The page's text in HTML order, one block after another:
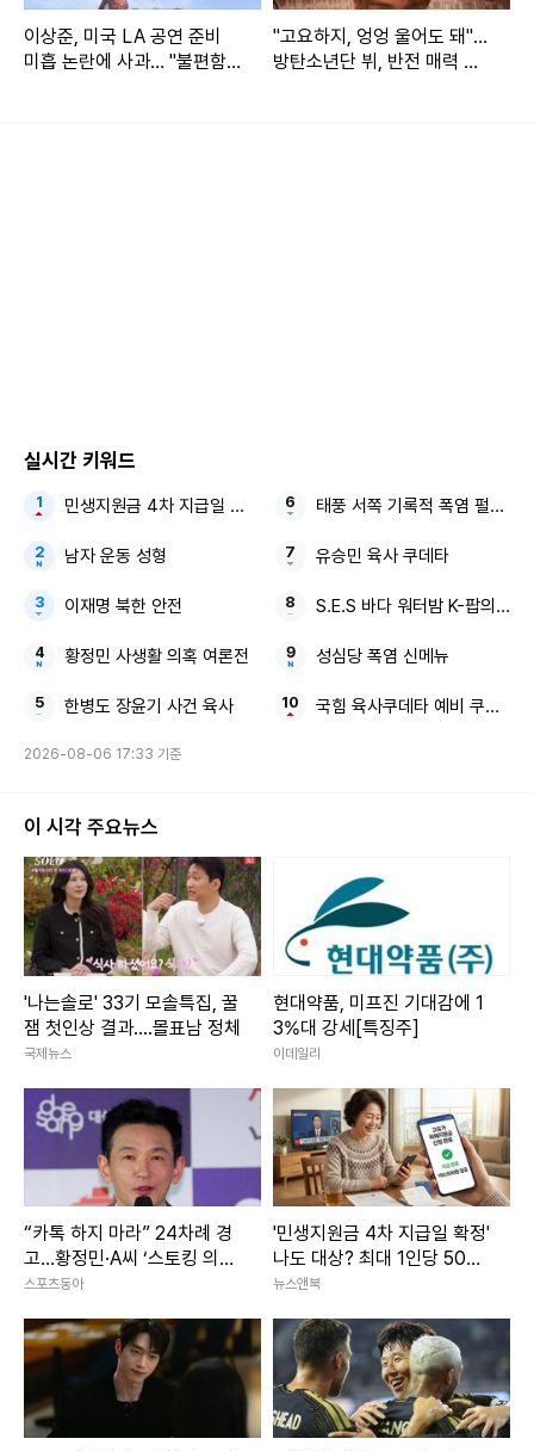
본 콘텐츠는뉴스픽 파트너스에서 공유된 콘텐츠입니다.
이상준, 미국 LA 공연 준비
미흡 논란에 사과… "불편함
"고요하지, 엉엉 울어도 돼"…
방탄소년단 뷔, 반전 매력 근
실시간 키워드
민생지원금 4차 지급일 최대 50만원
남자 운동 성형
이재명 북한 안전
황정민 사생활 의혹 여론전
한병도 장윤기 사건 육사
태풍 서쪽 기록적 폭염 펄펄 끓
유승민 육사 쿠데타
S.E.S 바다 워터밤 K-팝의 어
성심당 폭염 신메뉴
국힘 육사쿠데타 예비 쿠데타
2026-08-06 17:33 기준
이 시각 주요뉴스
'나는솔로' 33기 모솔특집, 꿀
잼 첫인상 결과....몰표남 정체
국제뉴스
현대약품, 미프진 기대감에 1
3%대 강세[특징주]
이데일리
“카톡 하지 마라” 24차례 경
고…황정민·A씨 ‘스토킹 의혹’
두고 공방 전면전
스포츠동아
'민생지원금 4차 지급일 확정'
나도 대상? 최대 1인당 50만
원
뉴스앤북